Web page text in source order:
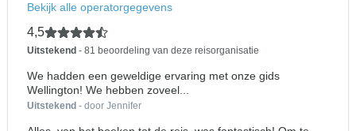
Bekijk alle operatorgegevens
4,5
Uitstekend - 81 beoordeling van deze reisorganisatie
We hadden een geweldige ervaring met onze gids
Wellington! We hebben zoveel...
Uitstekend - door Jennifer